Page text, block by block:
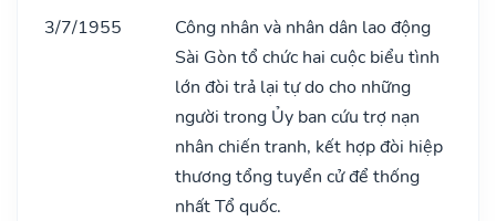
3/7/1955
Công nhân và nhân dân lao động
Sài Gòn tổ chức hai cuộc biểu tình
lớn đòi trả lại tự do cho những
người trong Ủy ban cứu trợ nạn
nhân chiến tranh, kết hợp đòi hiệp
thương tổng tuyển cử để thống
nhất Tổ quốc.